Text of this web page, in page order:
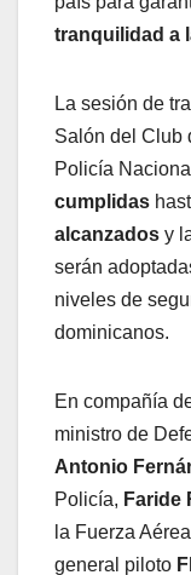
tranquilidad a
La sesión de
Salón del Club
Policía
cumplidas
alcanzados y
serán
niveles de
dominicanos.
En compañía
ministro de
Antonio
Policía, Faride
la Fuerza
general piloto